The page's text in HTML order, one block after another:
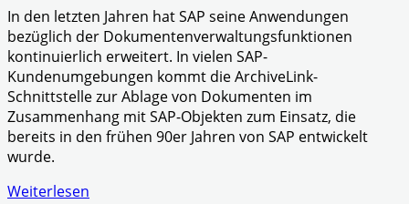
In den letzten Jahren hat SAP seine Anwendungen
bezüglich der Dokumentenverwaltungsfunktionen
kontinuierlich erweitert. In vielen SAP-
Kundenumgebungen kommt die ArchiveLink-
Schnittstelle zur Ablage von Dokumenten im
Zusammenhang mit SAP-Objekten zum Einsatz, die
bereits in den frühen 90er Jahren von SAP entwickelt
wurde.
Weiterlesen